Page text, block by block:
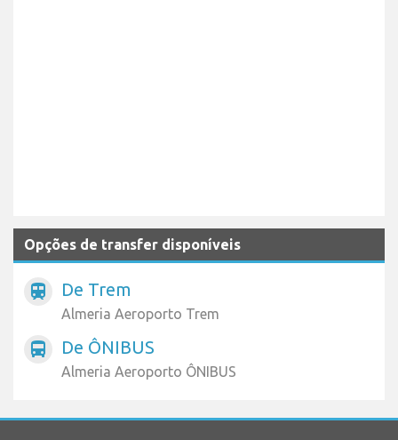
Opções de transfer disponíveis
train De Trem
Almeria Aeroporto Trem
directions_bus De ÔNIBUS
Almeria Aeroporto ÔNIBUS